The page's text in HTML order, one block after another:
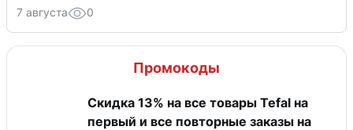
7 августа 0
Промокоды
Скидка 13% на все товары Tefal на
первый и все повторные заказы на